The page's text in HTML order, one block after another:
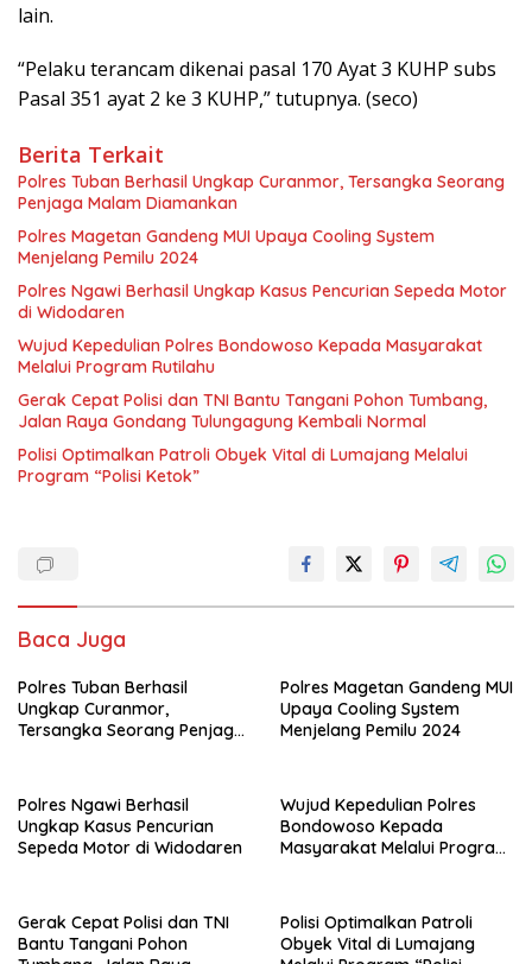
lain.
“Pelaku terancam dikenai pasal 170 Ayat 3 KUHP subs
Pasal 351 ayat 2 ke 3 KUHP,” tutupnya. (seco)
Berita Terkait
Polres Tuban Berhasil Ungkap Curanmor, Tersangka Seorang
Penjaga Malam Diamankan
Polres Magetan Gandeng MUI Upaya Cooling System
Menjelang Pemilu 2024
Polres Ngawi Berhasil Ungkap Kasus Pencurian Sepeda Motor
di Widodaren
Wujud Kepedulian Polres Bondowoso Kepada Masyarakat
Melalui Program Rutilahu
Gerak Cepat Polisi dan TNI Bantu Tangani Pohon Tumbang,
Jalan Raya Gondang Tulungagung Kembali Normal
Polisi Optimalkan Patroli Obyek Vital di Lumajang Melalui
Program “Polisi Ketok”
Baca Juga
Polres Tuban Berhasil
Ungkap Curanmor,
Tersangka Seorang Penjaga
Polres Magetan Gandeng MUI
Upaya Cooling System
Menjelang Pemilu 2024
Polres Ngawi Berhasil
Ungkap Kasus Pencurian
Sepeda Motor di Widodaren
Wujud Kepedulian Polres
Bondowoso Kepada
Masyarakat Melalui Program
Gerak Cepat Polisi dan TNI
Bantu Tangani Pohon
Polisi Optimalkan Patroli
Obyek Vital di Lumajang